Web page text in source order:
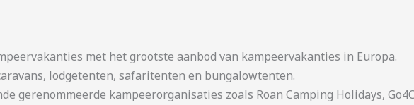
met het grootste aanbod van kampeervakanties in Europa.
lodgetenten, safaritenten en bungalowtenten.
gerenommeerde kampeerorganisaties zoals Roan Camping Holidays,